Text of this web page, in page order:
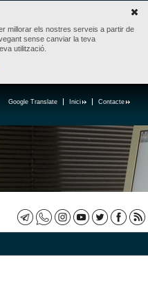
millorar els nostres serveis a partir de
sense canviar la teva
utilització.
Contacte
Inici
Google Translate